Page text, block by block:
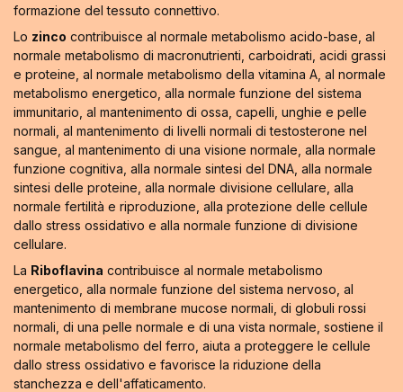
formazione del tessuto connettivo.
Lo zinco contribuisce al normale metabolismo acido-base, al
normale metabolismo di macronutrienti, carboidrati, acidi grassi
e proteine, al normale metabolismo della vitamina A, al normale
metabolismo energetico, alla normale funzione del sistema
immunitario, al mantenimento di ossa, capelli, unghie e pelle
normali, al mantenimento di livelli normali di testosterone nel
sangue, al mantenimento di una visione normale, alla normale
funzione cognitiva, alla normale sintesi del DNA, alla normale
sintesi delle proteine, alla normale divisione cellulare, alla
normale fertilità e riproduzione, alla protezione delle cellule
dallo stress ossidativo e alla normale funzione di divisione
cellulare.
La Riboflavina contribuisce al normale metabolismo
energetico, alla normale funzione del sistema nervoso, al
mantenimento di membrane mucose normali, di globuli rossi
normali, di una pelle normale e di una vista normale, sostiene il
normale metabolismo del ferro, aiuta a proteggere le cellule
dallo stress ossidativo e favorisce la riduzione della
stanchezza e dell'affaticamento.